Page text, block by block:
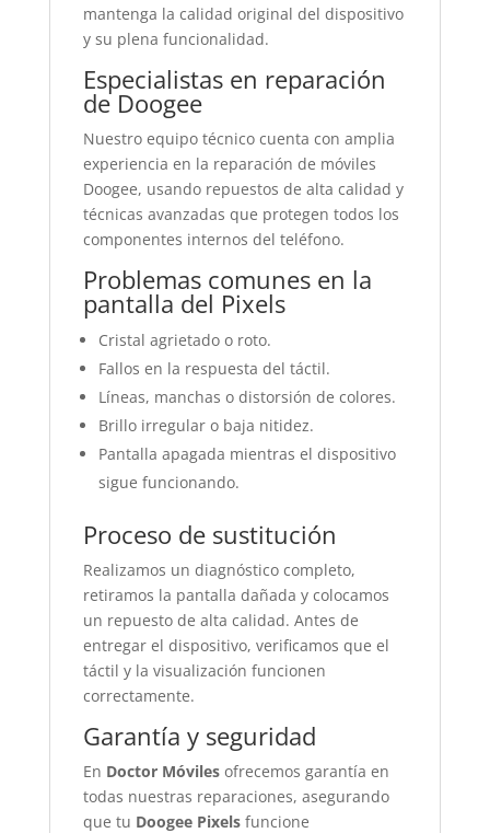
mantenga la calidad original del dispositivo
y su plena funcionalidad.
Especialistas en reparación
de Doogee
Nuestro equipo técnico cuenta con amplia
experiencia en la reparación de móviles
Doogee, usando repuestos de alta calidad y
técnicas avanzadas que protegen todos los
componentes internos del teléfono.
Problemas comunes en la
pantalla del Pixels
Cristal agrietado o roto.
Fallos en la respuesta del táctil.
Líneas, manchas o distorsión de colores.
Brillo irregular o baja nitidez.
Pantalla apagada mientras el dispositivo
sigue funcionando.
Proceso de sustitución
Realizamos un diagnóstico completo,
retiramos la pantalla dañada y colocamos
un repuesto de alta calidad. Antes de
entregar el dispositivo, verificamos que el
táctil y la visualización funcionen
correctamente.
Garantía y seguridad
En Doctor Móvilesofrecemos garantía en
todas nuestras reparaciones, asegurando
que tu Doogee Pixelsfuncione